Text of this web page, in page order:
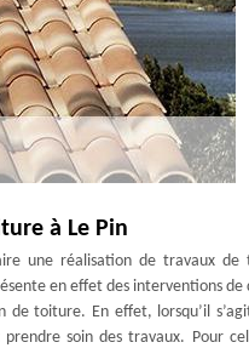
à Le Pin
une réalisation de travaux
en effet des interventions
de toiture. En effet, lorsqu’il
prendre soin des travaux. Pour